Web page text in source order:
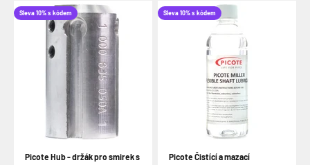
Sleva 10% s kódem
Picote Hub - držák pro smirek s
Sleva 10% s kódem
Picote Čistící a mazací